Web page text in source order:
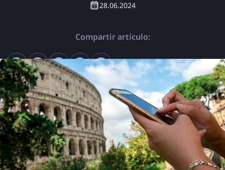
28.06.2024
Compartir artículo: